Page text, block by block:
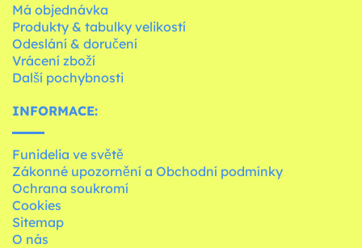
Má objednávka
Produkty & tabulky velikostí
Odeslání & doručení
Vrácení zboží
Další pochybnosti
INFORMACE:
Funidelia ve světě
Zákonné upozornění a Obchodní podmínky
Ochrana soukromí
Cookies
Sitemap
O nás